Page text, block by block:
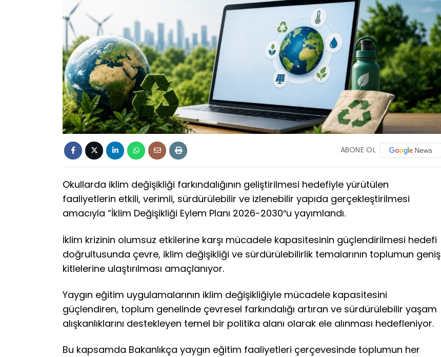
ABONE OL
Okullarda iklim değişikliği farkındalığının geliştirilmesi hedefiyle yürütülen
faaliyetlerin etkili, verimli, sürdürülebilir ve izlenebilir yapıda gerçekleştirilmesi
amacıyla “İklim Değişikliği Eylem Planı 2026-2030″u yayımlandı.
İklim krizinin olumsuz etkilerine karşı mücadele kapasitesinin güçlendirilmesi hedefi
doğrultusunda çevre, iklim değişikliği ve sürdürülebilirlik temalarının toplumun geniş
kitlelerine ulaştırılması amaçlanıyor.
Yaygın eğitim uygulamalarının iklim değişikliğiyle mücadele kapasitesini
güçlendiren, toplum genelinde çevresel farkındalığı artıran ve sürdürülebilir yaşam
alışkanlıklarını destekleyen temel bir politika alanı olarak ele alınması hedefleniyor.
Bu kapsamda Bakanlıkça yaygın eğitim faaliyetleri çerçevesinde toplumun her